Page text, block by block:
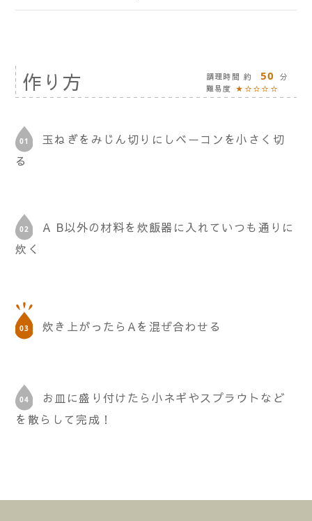
作り方 調理時間 約 50
分
難易度 ★☆☆☆☆
玉ねぎをみじん切りにしベーコンを小さく切
る
A B以外の材料を炊飯器に入れていつも通りに
炊く
炊き上がったらAを混ぜ合わせる
お皿に盛り付けたら小ネギやスプラウトなど
を散らして完成！